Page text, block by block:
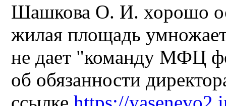
Шашкова О. И. хорошо
жилая площадь
не дает "команду МФЦ
об обязанности